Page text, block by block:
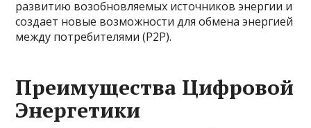
развитию возобновляемых источников энергии и
создает новые возможности для обмена энергией
между потребителями (P2P).
Преимущества Цифровой
Энергетики